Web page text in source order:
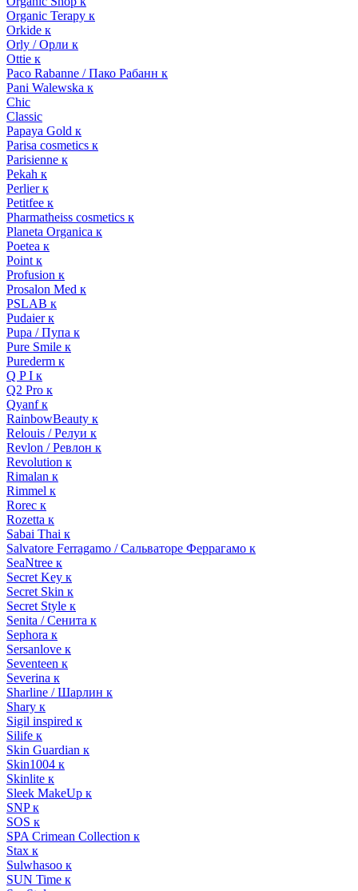
Organic Terapy к
Orkide к
Orly / Орли к
Ottie к
Paco Rabanne / Пако Рабанн к
Pani Walewska к
Chic
Classic
Papaya Gold к
Parisa cosmetics к
Parisienne к
Pekah к
Perlier к
Petitfee к
Pharmatheiss cosmetics к
Planeta Organica к
Poetea к
Point к
Profusion к
Prosalon Med к
PSLAB к
Pudaier к
Pupa / Пупа к
Pure Smile к
Purederm к
Q P I к
Q2 Pro к
Qyanf к
RainbowBeauty к
Relouis / Релуи к
Revlon / Ревлон к
Revolution к
Rimalan к
Rimmel к
Rorec к
Rozetta к
Sabai Thai к
Salvatore Ferragamo / Сальваторе Феррагамо к
SeaNtree к
Secret Key к
Secret Skin к
Secret Style к
Senita / Сенита к
Sephora к
Sersanlove к
Seventeen к
Severina к
Sharline / Шарлин к
Shary к
Sigil inspired к
Silife к
Skin Guardian к
Skin1004 к
Skinlite к
Sleek MakeUp к
SNP к
SOS к
SPA Crimean Collection к
Stax к
Sulwhasoo к
SUN Time к